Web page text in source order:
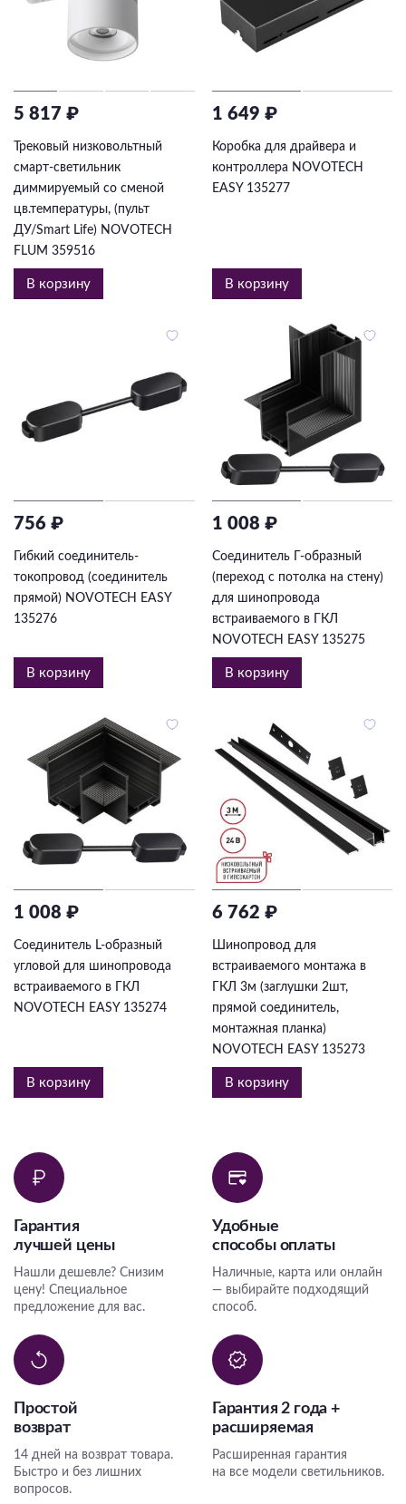
5 817 ₽
Трековый низковольтный
смарт-светильник
диммируемый со сменой
цв.температуры, (пульт
ДУ/Smart Life) NOVOTECH
FLUM 359516
В корзину
1 649 ₽
Коробка для драйвера и
контроллера NOVOTECH
EASY 135277
В корзину
756 ₽
Гибкий соединитель-
токопровод (соединитель
прямой) NOVOTECH EASY
135276
В корзину
1 008 ₽
Соединитель Г-образный
(переход с потолка на стену)
для шинопровода
встраиваемого в ГКЛ
NOVOTECH EASY 135275
В корзину
1 008 ₽
Соединитель L-образный
угловой для шинопровода
встраиваемого в ГКЛ
NOVOTECH EASY 135274
В корзину
6 762 ₽
Шинопровод для
встраиваемого монтажа в
ГКЛ 3м (заглушки 2шт,
прямой соединитель,
монтажная планка)
NOVOTECH EASY 135273
В корзину
Гарантия
лучшей цены
Нашли дешевле? Снизим
цену! Специальное
предложение для вас.
Удобные
способы оплаты
Наличные, карта или онлайн
— выбирайте подходящий
способ.
Простой
возврат
14 дней на возврат товара.
Быстро и без лишних
вопросов.
Гарантия 2 года +
расширяемая
Расширенная гарантия
на все модели светильников.